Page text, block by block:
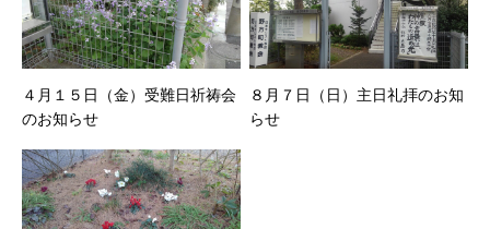
４月１５日（金）受難日祈祷会
のお知らせ
８月７日（日）主日礼拝のお知
らせ